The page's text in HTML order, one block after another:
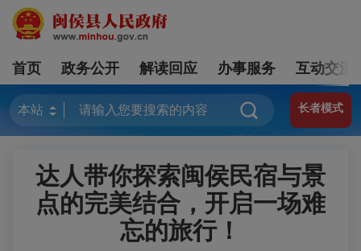
首页 政务公开 解读回应 办事服务 互动交流
长者模式
达人带你探索闽侯民宿与景
点的完美结合，开启一场难
忘的旅行！